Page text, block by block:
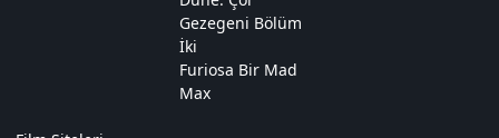
Gezegeni Bölüm
İki
Furiosa Bir Mad
Max